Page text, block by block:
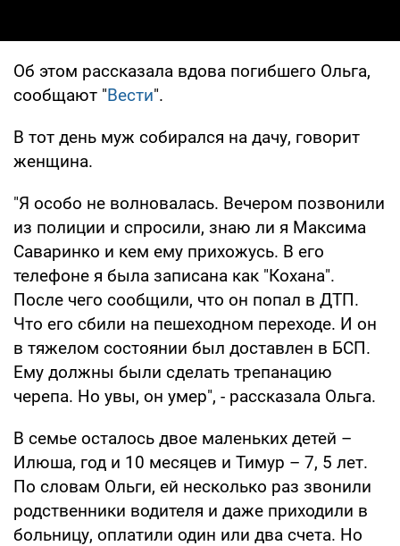
Об этом рассказала вдова погибшего Ольга,
сообщают "Вести".
В тот день муж собирался на дачу, говорит
женщина.
"Я особо не волновалась. Вечером позвонили
из полиции и спросили, знаю ли я Максима
Саваринко и кем ему прихожусь. В его
телефоне я была записана как "Кохана".
После чего сообщили, что он попал в ДТП.
Что его сбили на пешеходном переходе. И он
в тяжелом состоянии был доставлен в БСП.
Ему должны были сделать трепанацию
черепа. Но увы, он умер", - рассказала Ольга.
В семье осталось двое маленьких детей –
Илюша, год и 10 месяцев и Тимур – 7, 5 лет.
По словам Ольги, ей несколько раз звонили
родственники водителя и даже приходили в
больницу, оплатили один или два счета. Но